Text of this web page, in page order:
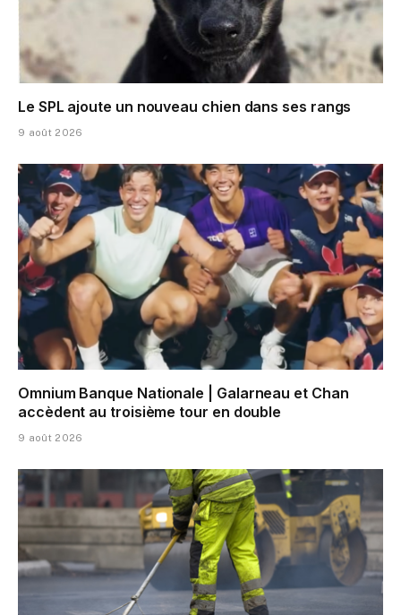
Le SPL ajoute un nouveau chien dans ses rangs
9 août 2026
Omnium Banque Nationale | Galarneau et Chan
accèdent au troisième tour en double
9 août 2026